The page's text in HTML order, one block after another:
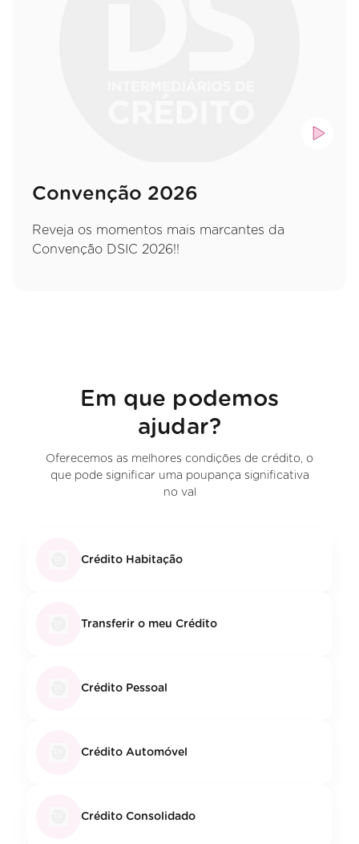
Convenção 2026
Reveja os momentos mais marcantes da
Convenção DSIC 2026!!
Em que podemos
ajudar?
Oferecemos as melhores condições de crédito, o
que pode significar uma poupança significativa
no val
Crédito Habitação
Transferir o meu Crédito
Crédito Pessoal
Crédito Automóvel
Crédito Consolidado